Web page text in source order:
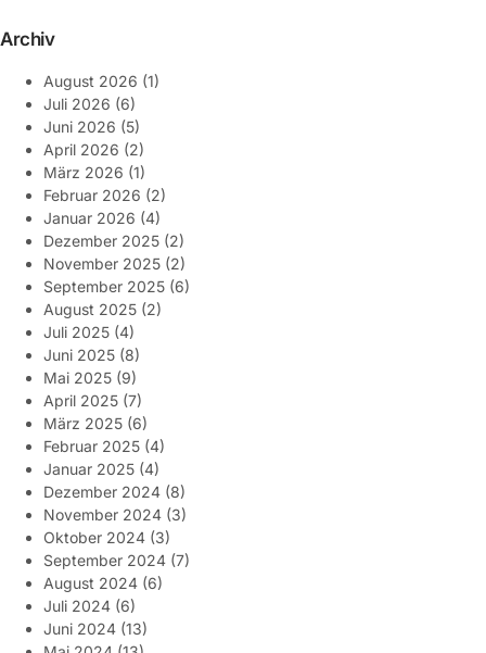
Archiv
August 2026 (1)
Juli 2026 (6)
Juni 2026 (5)
April 2026 (2)
März 2026 (1)
Februar 2026 (2)
Januar 2026 (4)
Dezember 2025 (2)
November 2025 (2)
September 2025 (6)
August 2025 (2)
Juli 2025 (4)
Juni 2025 (8)
Mai 2025 (9)
April 2025 (7)
März 2025 (6)
Februar 2025 (4)
Januar 2025 (4)
Dezember 2024 (8)
November 2024 (3)
Oktober 2024 (3)
September 2024 (7)
August 2024 (6)
Juli 2024 (6)
Juni 2024 (13)